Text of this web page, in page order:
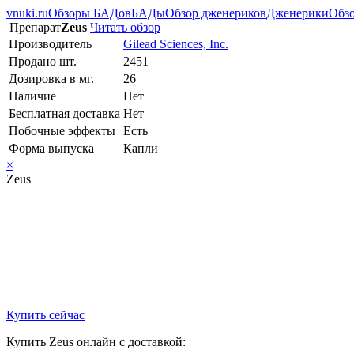
vnuki.ruОбзоры БАДовБАДыОбзор дженериковДженерики
ПрепаратZeus Читать обзор
Производитель
Gilead Sciences, Inc.
Продано шт.
2451
Дозировка в мг.
26
Наличие
Нет
Бесплатная доставка Нет
Побочные эффекты Есть
Форма выпуска
Капли
×
Zeus
Купить сейчас
Купить Zeus онлайн с доставкой: